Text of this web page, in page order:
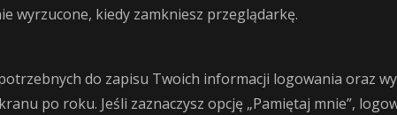
wyrzucone, kiedy zamkniesz przeglądarkę.
do zapisu Twoich informacji logowania oraz
po roku. Jeśli zaznaczysz opcję „Pamiętaj mnie”,